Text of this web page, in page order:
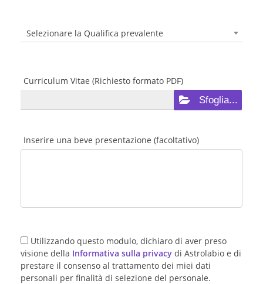
Selezionare la Qualifica prevalente
Curriculum Vitae (Richiesto formato PDF)
Sfoglia...
Inserire una beve presentazione (facoltativo)
Utilizzando questo modulo, dichiaro di aver preso
visione della Informativa sulla privacy di Astrolabio e di
prestare il consenso al trattamento dei miei dati
personali per finalità di selezione del personale.